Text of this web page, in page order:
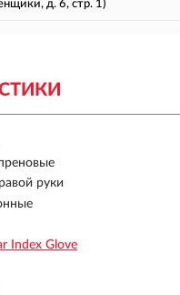
д. 6, стр. 1)
руки
Index Glove